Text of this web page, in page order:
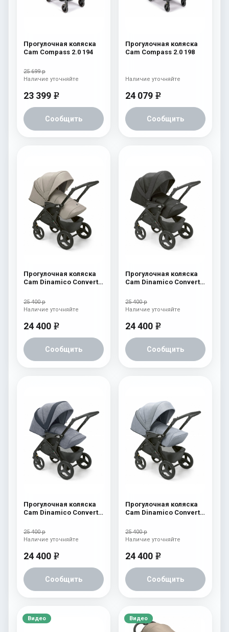
Прогулочная коляска
Cam Compass 2.0 194
25 699 р
23 399 e
Сообщить
Наличие уточняйте
Прогулочная коляска
Cam Compass 2.0 198
24 079 e
Сообщить
Наличие уточняйте
Прогулочная коляска
Cam Dinamico Convert
25 400 р
24 400 e
Сообщить
Наличие уточняйте
Прогулочная коляска
Cam Dinamico Convert
25 400 р
24 400 e
Сообщить
Наличие уточняйте
Прогулочная коляска
Cam Dinamico Convert
25 400 р
24 400 e
Сообщить
Наличие уточняйте
Прогулочная коляска
Cam Dinamico Convert
25 400 р
24 400 e
Сообщить
Наличие уточняйте
Видео Видео